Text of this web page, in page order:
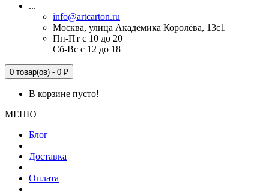
...
info@artcarton.ru
Москва, улица Академика Королёва, 13с1
Пн-Пт с 10 до 20
Сб-Вс с 12 до 18
0 товар(ов) - 0 ₽
В корзине пусто!
МЕНЮ
Блог
Доставка
Оплата